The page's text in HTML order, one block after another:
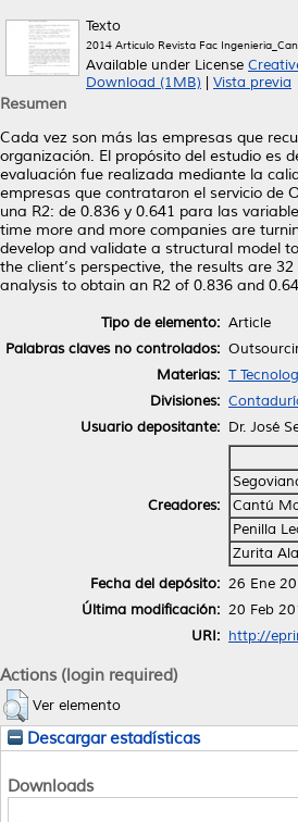
Texto
2014 Articulo Revista Fac
Available under License
Download (1MB)
Vista previa
Resumen
Cada vez son más las empresas que
organización. El propósito del estudio es
evaluación fue realizada mediante la
empresas que contrataron el servicio de
una R2: de 0.836 y 0.641 para las
time more and more companies are
develop and validate a structural model
the client’s perspective, the results are
analysis to obtain an R2 of 0.836 and
Tipo de elemento: Article
Palabras claves no controlados:
Materias: T
Divisiones:
Usuario depositante: Dr. José
Creadores:
Cantú
Penilla
Zurita
Fecha del depósito: 26 Ene
Última modificación: 20 Feb
URI: http://
Actions (login required)
Ver elemento
Descargar estadísticas
Downloads